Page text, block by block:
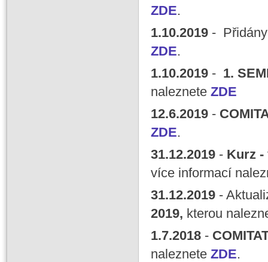
ZDE.
1.10.2019 -
ZDE.
1.10.2019 - 1.
naleznete ZDE
12.6.2019 -
ZDE.
31.12.2019 - Kurz -
více informací
31.12.2019 -
2019, kterou
1.7.2018 -
naleznete ZDE.